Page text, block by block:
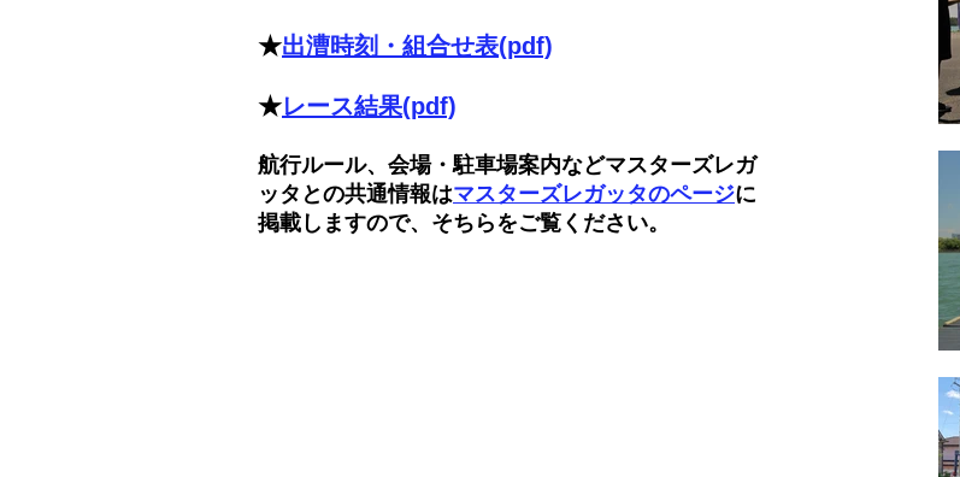
★出漕時刻・ 組合せ​表(pdf)
★レース結果(pdf)
航行ルール、 会場・駐車場案内などマスターズレガ
ッタとの共通情報はマスターズレガッタのページに
掲載しますので、そちらをご覧ください。